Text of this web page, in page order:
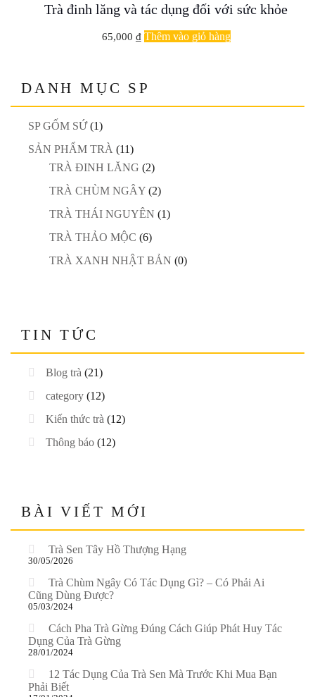
Trà đinh lăng và tác dụng đối với sức khỏe
65,000 ₫ Thêm vào giỏ hàng
DANH MỤC SP
SP GỐM SỨ (1)
SẢN PHẨM TRÀ (11)
TRÀ ĐINH LĂNG (2)
TRÀ CHÙM NGÂY (2)
TRÀ THÁI NGUYÊN (1)
TRÀ THẢO MỘC (6)
TRÀ XANH NHẬT BẢN (0)
TIN TỨC
Blog trà (21)
category (12)
Kiến thức trà (12)
Thông báo (12)
BÀI VIẾT MỚI
Trà Sen Tây Hồ Thượng Hạng
30/05/2026
Trà Chùm Ngây Có Tác Dụng Gì? – Có Phải Ai
Cũng Dùng Được?
05/03/2024
Cách Pha Trà Gừng Đúng Cách Giúp Phát Huy Tác
Dụng Của Trà Gừng
28/01/2024
12 Tác Dụng Của Trà Sen Mà Trước Khi Mua Bạn
Phải Biết